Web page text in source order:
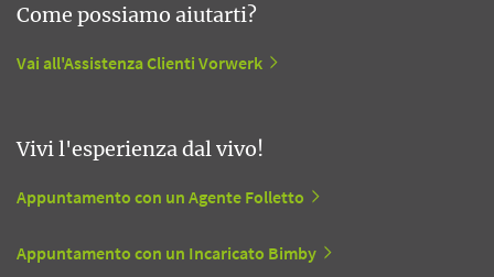
Come possiamo aiutarti?
Vai all'Assistenza Clienti Vorwerk
Vivi l'esperienza dal vivo!
Appuntamento con un Agente Folletto
Appuntamento con un Incaricato Bimby